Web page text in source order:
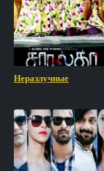
Неразлучные